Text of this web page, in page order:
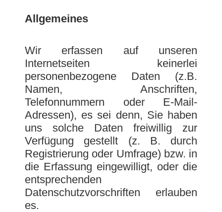
Allgemeines
Wir erfassen auf unseren
Internetseiten keinerlei
personenbezogene Daten (z.B.
Namen, Anschriften,
Telefonnummern oder E-Mail-
Adressen), es sei denn, Sie haben
uns solche Daten freiwillig zur
Verfügung gestellt (z. B. durch
Registrierung oder Umfrage) bzw. in
die Erfassung eingewilligt, oder die
entsprechenden
Datenschutzvorschriften erlauben
es.